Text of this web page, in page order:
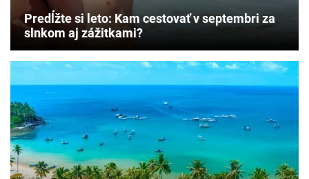
Predĺžte si leto: Kam cestovať v septembri za
slnkom aj zážitkami?